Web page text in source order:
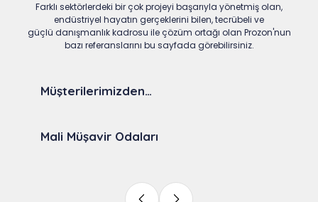
Farklı sektörlerdeki bir çok projeyi başarıyla yönetmiş olan,
endüstriyel hayatın gerçeklerini bilen, tecrübeli ve
güçlü danışmanlık kadrosu ile çözüm ortağı olan Prozon'nun
bazı referanslarını bu sayfada görebilirsiniz.
Müşterilerimizden…
Mali Müşavir Odaları